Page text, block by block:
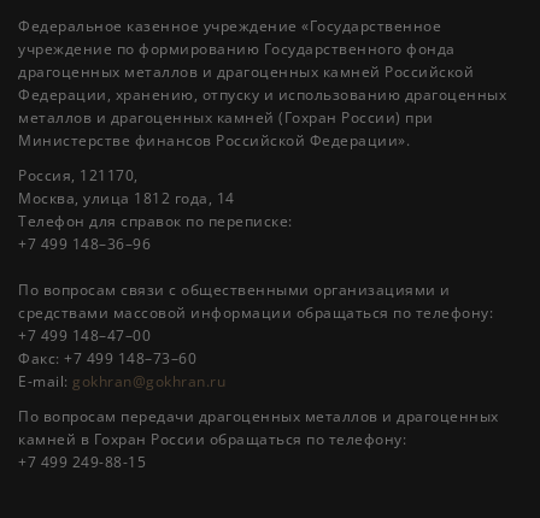
Федеральное казенное учреждение «Государственное
учреждение по формированию Государственного фонда
драгоценных металлов и драгоценных камней Российской
Федерации, хранению, отпуску и использованию драгоценных
металлов и драгоценных камней (Гохран России) при
Министерстве финансов Российской Федерации».
Россия, 121170,
Москва, улица 1812 года, 14
Телефон для справок по переписке:
+7 499 148–36–96
По вопросам связи с общественными организациями и
средствами массовой информации обращаться по телефону:
+7 499 148–47–00
Факс: +7 499 148–73–60
E-mail: gokhran@gokhran.ru
По вопросам передачи драгоценных металлов и драгоценных
камней в Гохран России обращаться по телефону:
+7 499 249-88-15